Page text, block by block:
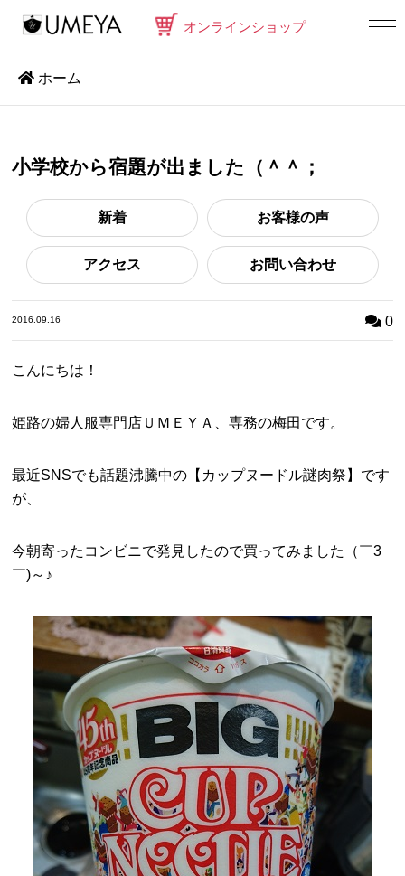
オンラインショップ
ホーム
小学校から宿題が出ました（＾＾；
新着 お客様の声
アクセス お問い合わせ
2016.09.16 0
こんにちは！
姫路の婦人服専門店ＵＭＥＹＡ、専務の梅田です。
最近SNSでも話題沸騰中の【カップヌードル謎肉祭】です
が、
今朝寄ったコンビニで発見したので買ってみました（￣3
￣)～♪